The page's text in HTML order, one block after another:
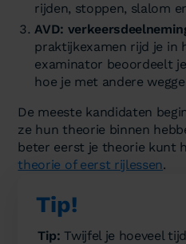
rijden, stoppen, slalom
AVD:
praktijkexamen rijd je in
examinator beoordeelt
hoe je met andere
De meeste kandidaten
ze hun theorie binnen
beter eerst je theorie kunt
theorie of eerst rijlessen.
Tip!
Tip: Twijfel je hoeveel